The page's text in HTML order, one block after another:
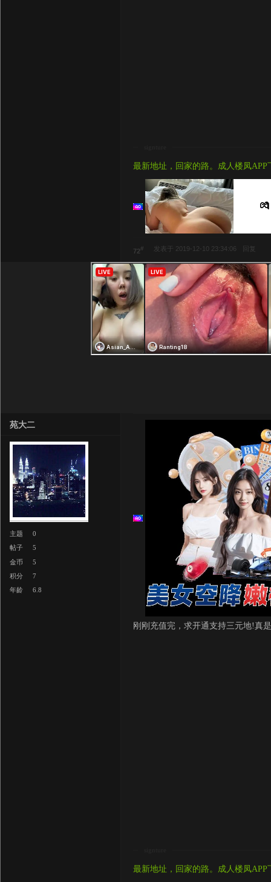
最新地址，回家的路。成人楼凤APP
72# 发表于 2019-12-10 23:34:06 回复
苑大二
主题
0
帖子
5
金币
5
积分
7
年龄
6.8
刚刚充值完，求开通支持三元地!真
最新地址，回家的路。成人楼凤APP